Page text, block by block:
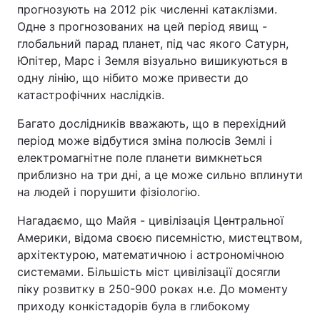
прогнозують на 2012 рік численні катаклізми.
Одне з прогнозованих на цей період явищ -
глобальний парад планет, під час якого Сатурн,
Юпітер, Марс і Земля візуально вишикуються в
одну лінію, що нібито може привести до
катастрофічних наслідків.
Багато дослідників вважають, що в перехідний
період може відбутися зміна полюсів Землі і
електромагнітне поле планети вимкнеться
приблизно на три дні, а це може сильно вплинути
на людей і порушити фізіологію.
Нагадаємо, що Майя - цивілізація Центральної
Америки, відома своєю писемністю, мистецтвом,
архітектурою, математичною і астрономічною
системами. Більшість міст цивілізації досягли
піку розвитку в 250-900 роках н.е. До моменту
приходу конкістадорів була в глибокому